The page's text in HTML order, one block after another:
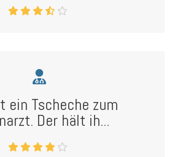
ein Tscheche zum
Der hält ih...